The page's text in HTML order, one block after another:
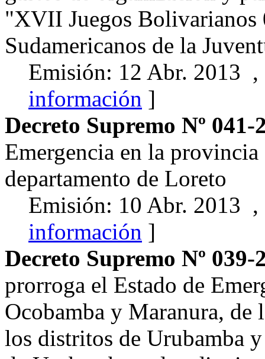
"XVII Juegos Bolivarianos
Sudamericanos de la
Emisión: 12 Abr. 2013
información ]
Decreto Supremo Nº
Emergencia en la
departamento de Loreto
Emisión: 10 Abr. 2013
información ]
Decreto Supremo Nº
prorroga el Estado de
Ocobamba y Maranura,
los distritos de Urubamba